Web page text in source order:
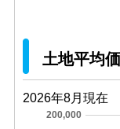
土地平均
2026年8月現在
200,000